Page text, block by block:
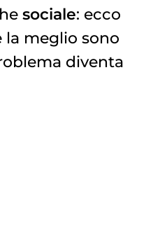
sociale: ecco
la meglio sono
diventa